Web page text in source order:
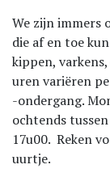
We zijn immers
die af en toe
kippen, varkens,
uren variëren
-ondergang.
ochtends
17u00. Reken
uurtje.